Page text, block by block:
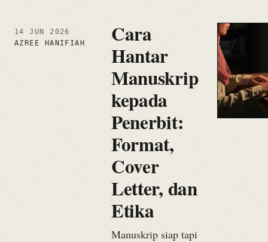
14 JUN 2026
AZREE HANIFIAH
Cara
Hantar
Manuskrip
kepada
Penerbit:
Format,
Cover
Letter, dan
Etika
Manuskrip siap tapi